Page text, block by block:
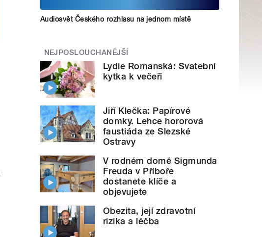
Audiosvět Českého rozhlasu na jednom místě
NEJPOSLOUCHANĚJŠÍ
Lydie Romanská: Svatební
kytka k večeři
Jiří Klečka: Papírové
domky. Lehce hororová
faustiáda ze Slezské
Ostravy
V rodném domě Sigmunda
Freuda v Příboře
dostanete klíče a
objevujete
Obezita, její zdravotní
rizika a léčba